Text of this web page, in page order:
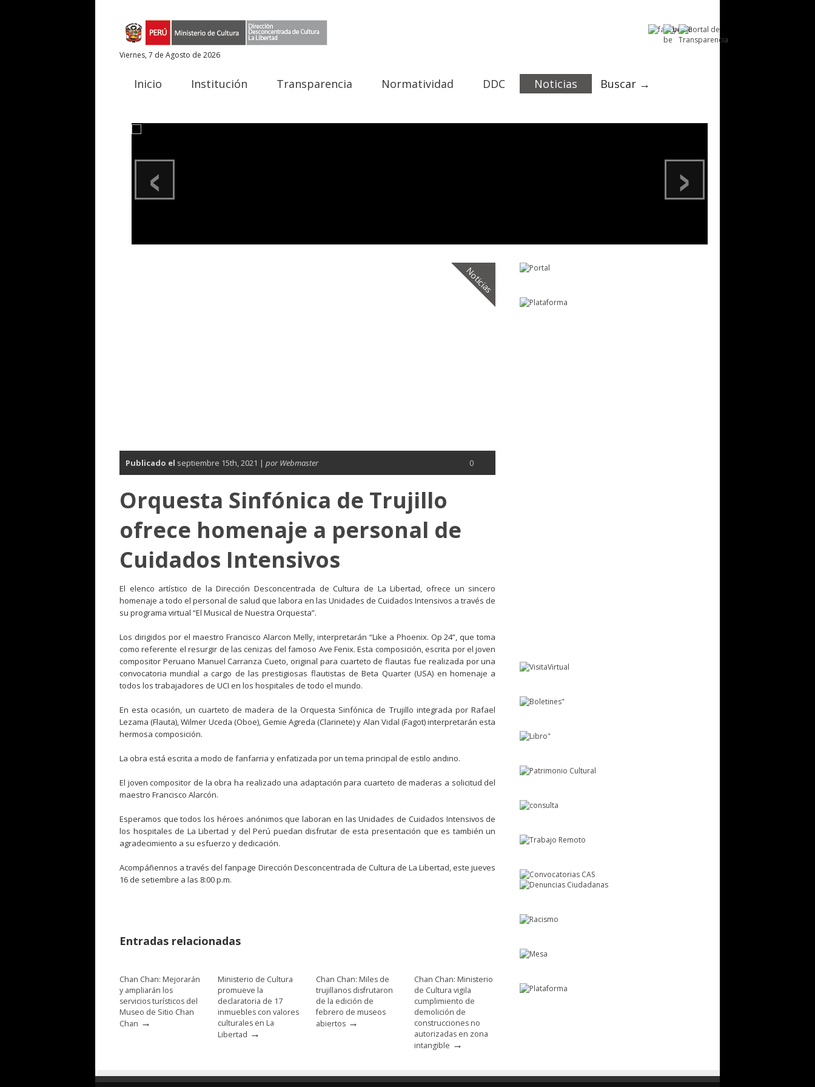
Viernes, 7 de Agosto de 2026
Inicio Institución Transparencia Normatividad DDC Noticias Buscar →
›
‹
Noticias
Publicado el septiembre 15th, 2021 | por Webmaster 0
Orquesta Sinfónica de Trujillo
ofrece homenaje a personal de
Cuidados Intensivos
El elenco artístico de la Dirección Desconcentrada de Cultura de La Libertad, ofrece un sincero
homenaje a todo el personal de salud que labora en las Unidades de Cuidados Intensivos a través de
su programa virtual “El Musical de Nuestra Orquesta”.
Los dirigidos por el maestro Francisco Alarcon Melly, interpretarán “Like a Phoenix. Op 24”, que toma
como referente el resurgir de las cenizas del famoso Ave Fenix. Esta composición, escrita por el joven
compositor Peruano Manuel Carranza Cueto, original para cuarteto de flautas fue realizada por una
convocatoria mundial a cargo de las prestigiosas flautistas de Beta Quarter (USA) en homenaje a
todos los trabajadores de UCI en los hospitales de todo el mundo.
En esta ocasión, un cuarteto de madera de la Orquesta Sinfónica de Trujillo integrada por Rafael
Lezama (Flauta), Wilmer Uceda (Oboe), Gemie Agreda (Clarinete) y Alan Vidal (Fagot) interpretarán esta
hermosa composición.
La obra está escrita a modo de fanfarria y enfatizada por un tema principal de estilo andino.
El joven compositor de la obra ha realizado una adaptación para cuarteto de maderas a solicitud del
maestro Francisco Alarcón.
Esperamos que todos los héroes anónimos que laboran en las Unidades de Cuidados Intensivos de
los hospitales de La Libertad y del Perú puedan disfrutar de esta presentación que es también un
agradecimiento a su esfuerzo y dedicación.
Acompáñennos a través del fanpage Dirección Desconcentrada de Cultura de La Libertad, este jueves
16 de setiembre a las 8:00 p.m.
Entradas relacionadas
Chan Chan: Mejorarán
y ampliarán los
servicios turísticos del
Museo de Sitio Chan
Chan →
Ministerio de Cultura
promueve la
declaratoria de 17
inmuebles con valores
culturales en La
Libertad →
Chan Chan: Miles de
trujillanos disfrutaron
de la edición de
febrero de museos
abiertos →
Chan Chan: Ministerio
de Cultura vigila
cumplimiento de
demolición de
construcciones no
autorizadas en zona
intangible →